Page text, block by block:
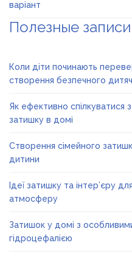
варіант
Полезные записи
Коли діти починають
створення безпечного
Як ефективно спілкуватися
затишку в домі
Створення сімейного
дитини
Ідеї затишку та інтер’єру
атмосферу
Затишок у домі з
гідроцефалією